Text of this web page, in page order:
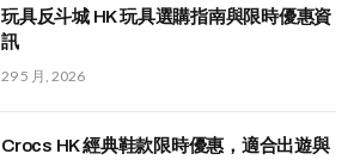
玩具反斗城 HK 玩具選購指南與限時優惠資
訊
29 5 月, 2026
Crocs HK 經典鞋款限時優惠，適合出遊與